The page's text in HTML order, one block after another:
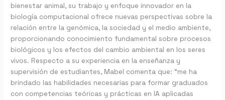
bienestar animal, su trabajo y enfoque innovador en la
biología computacional ofrece nuevas perspectivas sobre la
relación entre la genómica, la sociedad y el medio ambiente,
proporcionando conocimiento fundamental sobre procesos
biológicos y los efectos del cambio ambiental en los seres
vivos. Respecto a su experiencia en la enseñanza y
supervisión de estudiantes, Mabel comenta que: “me ha
brindado las habilidades necesarias para formar graduados
con competencias teóricas y prácticas en IA aplicadas